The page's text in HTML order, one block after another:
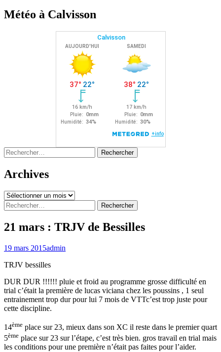
Météo à Calvisson
Rechercher :
Archives
Archives
Rechercher :
21 mars : TRJV de Bessilles
19 mars 2015admin
TRJV bessilles
DUR DUR !!!!!! pluie et froid au programme grosse difficulté en
trial c’était la première de lucas viciana chez les poussins , 1 seul
entrainement trop dur pour lui 7 mois de VTTc’est trop juste pour
cette discipline.
14ème place sur 23, mieux dans son XC il reste dans le premier quart
5ème place sur 23 sur l’étape, c’est très bien. gros travail en trial mais
les conditions pour une première n’était pas faites pour l’aider.